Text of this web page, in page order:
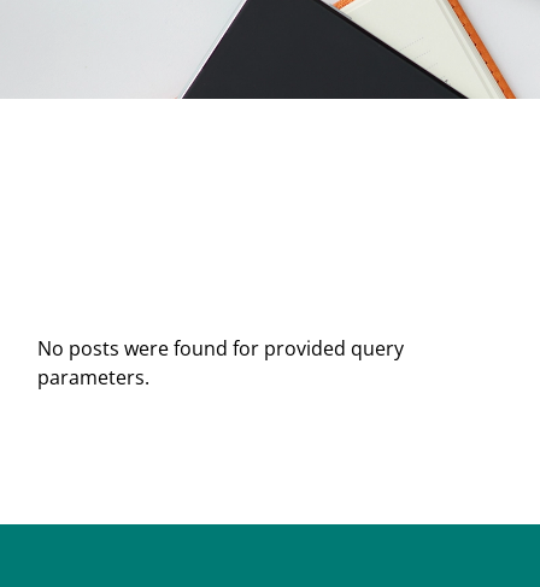
No posts were found for provided query
parameters.